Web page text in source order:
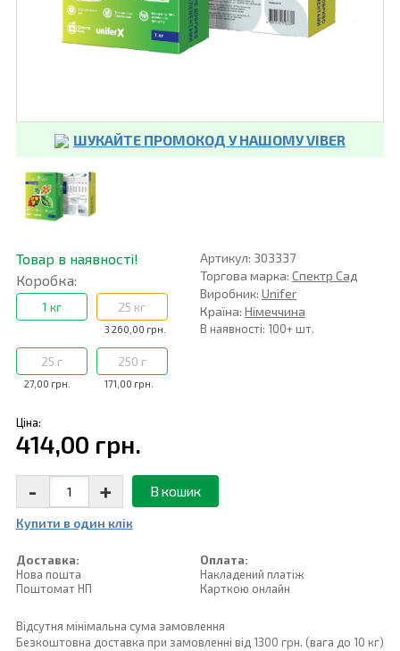
ШУКАЙТЕ ПРОМОКОД У НАШОМУ VIBER
Товар в наявності!
Коробка:
1 кг
3 260,00 грн.
25 кг
27,00 грн.
25 г
171,00 грн.
250 г
Артикул: 303337
Торгова марка: Спектр Сад
Виробник: Unifer
Країна: Німеччина
В наявності: 100+ шт.
Ціна:
414,00 грн.
- + В кошик
Купити в один клiк
Доставка:
Нова пошта
Поштомат НП
Оплата:
Накладений платiж
Карткою онлайн
Відсутня мінімальна сума замовлення
Безкоштовна доставка при замовленні від 1300 грн. (вага до 10 кг)